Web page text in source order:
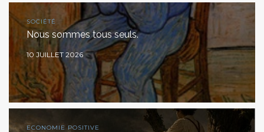
SOCIÉTÉ
Nous sommes tous seuls.
10 JUILLET 2026
ECONOMIE POSITIVE